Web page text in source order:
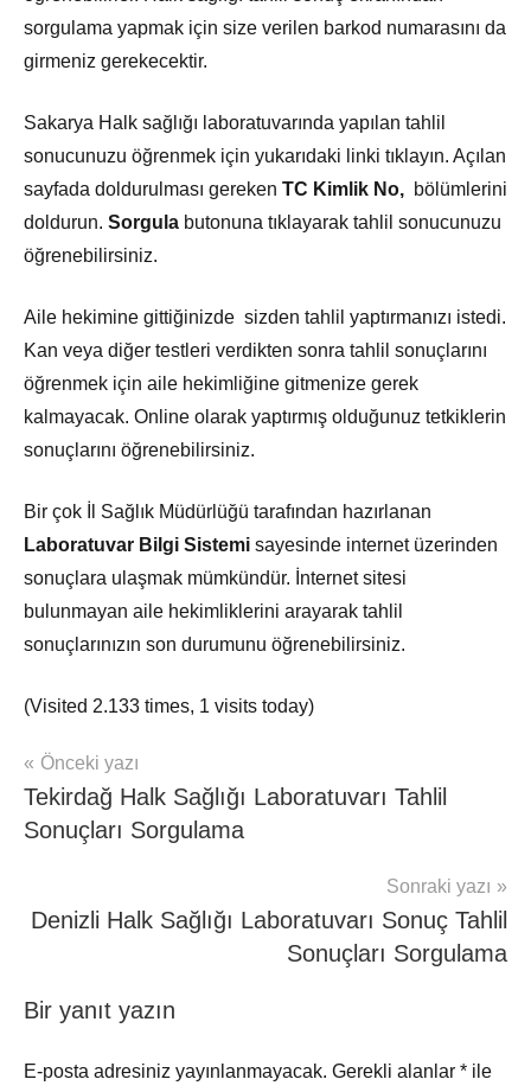
sorgulama yapmak için size verilen barkod numarasını da
girmeniz gerekecektir.
Sakarya Halk sağlığı laboratuvarında yapılan tahlil
sonucunuzu öğrenmek için yukarıdaki linki tıklayın. Açılan
sayfada doldurulması gereken TC Kimlik No, bölümlerini
doldurun. Sorgula butonuna tıklayarak tahlil sonucunuzu
öğrenebilirsiniz.
Aile hekimine gittiğinizde sizden tahlil yaptırmanızı istedi.
Kan veya diğer testleri verdikten sonra tahlil sonuçlarını
öğrenmek için aile hekimliğine gitmenize gerek
kalmayacak. Online olarak yaptırmış olduğunuz tetkiklerin
sonuçlarını öğrenebilirsiniz.
Bir çok İl Sağlık Müdürlüğü tarafından hazırlanan
Laboratuvar Bilgi Sistemi sayesinde internet üzerinden
sonuçlara ulaşmak mümkündür. İnternet sitesi
bulunmayan aile hekimliklerini arayarak tahlil
sonuçlarınızın son durumunu öğrenebilirsiniz.
(Visited 2.133 times, 1 visits today)
mhrs
Yazı
gezinmesi
Önceki yazı
Tekirdağ Halk Sağlığı Laboratuvarı Tahlil
Sonuçları Sorgulama
Sonraki yazı
Denizli Halk Sağlığı Laboratuvarı Sonuç Tahlil
Sonuçları Sorgulama
Bir yanıt yazın
E-posta adresiniz yayınlanmayacak. Gerekli alanlar * ile